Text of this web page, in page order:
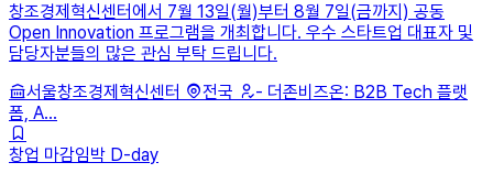
창조경제혁신센터에서 7월 13일(월)부터 8월 7일(금까지) 공동
Open Innovation 프로그램을 개최합니다. 우수 스타트업 대표자 및
담당자분들의 많은 관심 부탁 드립니다.
서울창조경제혁신센터
전국
- 더존비즈온: B2B Tech 플랫
폼, A...
창업 마감임박 D-day